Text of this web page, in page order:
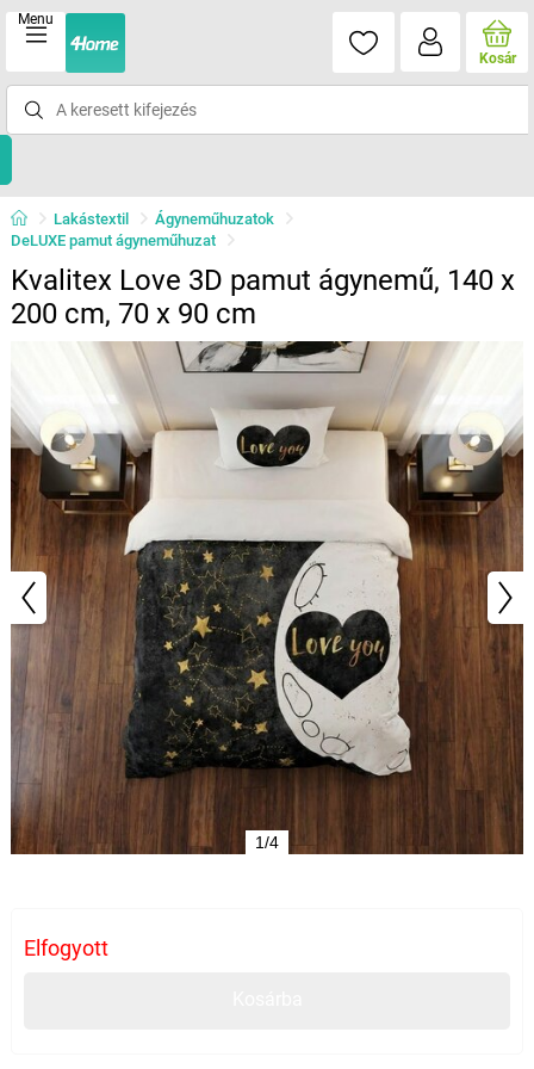
Menu
Kosár
Lakástextil
Ágyneműhuzatok
DeLUXE pamut ágyneműhuzat
Kvalitex Love 3D pamut ágynemű, 140 x
200 cm, 70 x 90 cm
1/4
Elfogyott